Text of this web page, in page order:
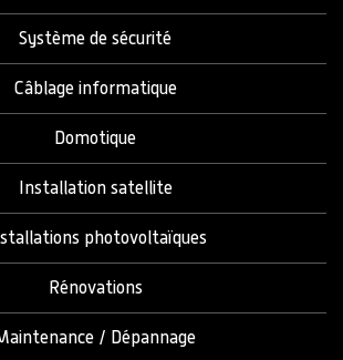
Système de sécurité
Câblage informatique
Domotique
Installation satellite
photovoltaïques
Rénovations
/ Dépannage